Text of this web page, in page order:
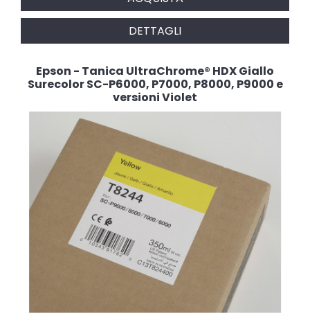
DETTAGLI
Epson - Tanica UltraChrome® HDX Giallo
Surecolor SC-P6000, P7000, P8000, P9000 e
versioni Violet